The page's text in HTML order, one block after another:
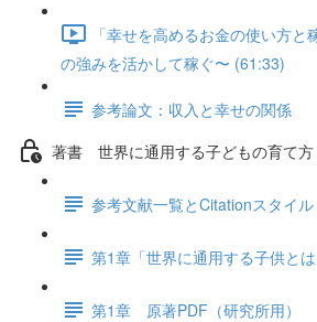
「幸せを高めるお金の使い方
の強みを活かして稼ぐ〜 (61:33)
参考論文：収入と幸せの関係
著書 世界に通用する子どもの育て
参考文献一覧とCitationスタイル
第1章「世界に通用する子供とは
第1章 原著PDF（研究所用）